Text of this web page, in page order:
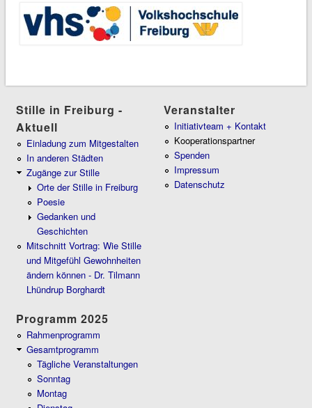
Stille in Freiburg -
Aktuell
Einladung zum Mitgestalten
In anderen Städten
Zugänge zur Stille
Orte der Stille in Freiburg
Poesie
Gedanken und
Geschichten
Mitschnitt Vortrag: Wie Stille
und Mitgefühl Gewohnheiten
ändern können - Dr. Tilmann
Lhündrup Borghardt
Programm 2025
Rahmenprogramm
Gesamtprogramm
Tägliche Veranstaltungen
Sonntag
Montag
Veranstalter
Initiativteam + Kontakt
Kooperationspartner
Spenden
Impressum
Datenschutz